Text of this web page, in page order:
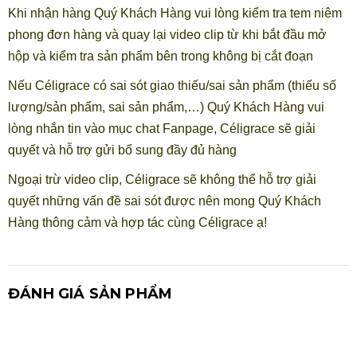
Khi nhận hàng Quý Khách Hàng vui lòng kiểm tra tem niêm
phong đơn hàng và quay lại video clip từ khi bắt đầu mở
hộp và kiểm tra sản phẩm bên trong không bị cắt đoạn
Nếu Céligrace có sai sót giao thiếu/sai sản phẩm (thiếu số
lượng/sản phẩm, sai sản phẩm,…) Quý Khách Hàng vui
lòng nhắn tin vào mục chat Fanpage, Céligrace sẽ giải
quyết và hỗ trợ gửi bổ sung đầy đủ hàng
Ngoại trừ video clip, Céligrace sẽ không thể hỗ trợ giải
quyết những vấn đề sai sót được nên mong Quý Khách
Hàng thông cảm và hợp tác cùng Céligrace ạ!
ĐÁNH GIÁ SẢN PHẨM